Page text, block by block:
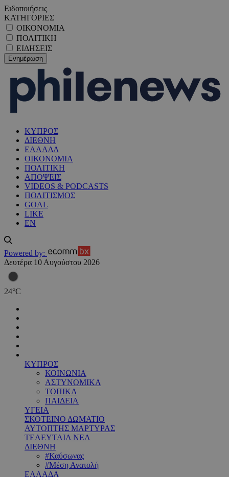
Ειδοποιήσεις
ΚΑΤΗΓΟΡΙΕΣ
ΟΙΚΟΝΟΜΙΑ
ΠΟΛΙΤΙΚΗ
ΕΙΔΗΣΕΙΣ
ΚΥΠΡΟΣ
ΔΙΕΘΝΗ
ΕΛΛΑΔΑ
ΟΙΚΟΝΟΜΙΑ
ΠΟΛΙΤΙΚΗ
ΑΠΟΨΕΙΣ
VIDEOS & PODCASTS
ΠΟΛΙΤΙΣΜΟΣ
GOAL
LIKE
EN
Powered by:
Δευτέρα 10 Αυγούστου 2026
24°C
ΚΥΠΡΟΣ
ΚΟΙΝΩΝΙΑ
ΑΣΤΥΝΟΜΙΚΑ
ΤΟΠΙΚΑ
ΠΑΙΔΕΙΑ
ΥΓΕΙΑ
ΣΚΟΤΕΙΝΟ ΔΩΜΑΤΙΟ
ΑΥΤΟΠΤΗΣ ΜΑΡΤΥΡΑΣ
ΤΕΛΕΥΤΑΙΑ ΝΕΑ
ΔΙΕΘΝΗ
#Καύσωνας
#Μέση Ανατολή
ΕΛΛΑΔΑ